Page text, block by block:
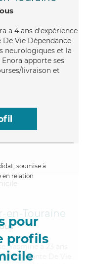
a 4 ans d'expérience
Vie Dépendance
neurologiques et la
apporte ses
livraison et
soumise à
en relation
pour
profils
en-Touraine
Yasmine a 23 ans
d'Assistante De Vie